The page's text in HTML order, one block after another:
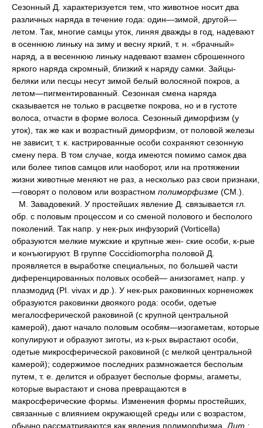
Сезонный Д. характеризуется тем, что животное носит два
различных наряда в течение года: один—зимой, другой—
летом. Так, многие самцы уток, линяя дважды в год, надевают
в осеннюю линьку на зиму и весну яркий, т. н. «брачный»
наряд, а в весеннюю линьку надевают взамен сброшенного
яркого наряда скромный, близкий к наряду самки. Зайцы-
беляки или песцы несут зимой белый волосяной покров, а
летом—пигментированный. Сезонная смена наряда
сказывается не только в расцветке покрова, но и в густоте
волоса, отчасти в форме волоса. Сезонный диморфизм (у
уток), так же как и возрастный диморфизм, от половой железы
не зависит, т. к. кастрированные особи сохраняют сезонную
смену пера. В том случае, когда имеются помимо самок два
или более типов самцов или наоборот, или на протяжении
жизни животные меняют не раз, а несколько раз свои признаки,
—говорят о половом или возрастном полиморфизме (СМ.).
М. Завадовекий. У простейших явление Д. связывается гл.
обр. с половым процессом и со сменой полового и бесполого
поколений. Так напр. у нек-рых инфузорий (Vorticella)
образуются мелкие мужские и крупные жен- ские особи, к-рые
и конъюгируют. В группе Coccidiomorpha половой Д.
проявляется в выработке специальных, по большей части
диференцированных половых особей— анизогамет, напр. у
плазмодид (PI. vivax и др.). У нек-рых раковинных корненожек
образуются раковинки двоякого рода: особи, одетые
мегалосферической раковиной (с крупной центральной
камерой), дают начало половым особям—изогаметам, которые
копулируют и образуют зиготы, из к-рых вырастают особи,
одетые микросферической раковиной (с мелкой центральной
камерой); содержимое последних размножается бесполым
путем, т. е. делится и образует бесполые формы, агаметы,
которые вырастают и снова превращаются в
макросферические формы. Изменения формы простейших,
связанные с влиянием окружающей среды или с возрастом,
обычно рассматриваются как явления полиморфизма. Лит.: